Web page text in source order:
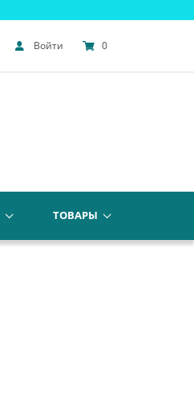
Войти 0
ТОВАРЫ